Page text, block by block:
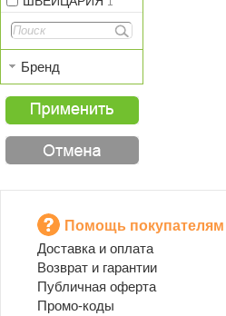
Бренд
Помощь покупателям
Доставка и оплата
Возврат и гарантии
Публичная оферта
Промо-коды